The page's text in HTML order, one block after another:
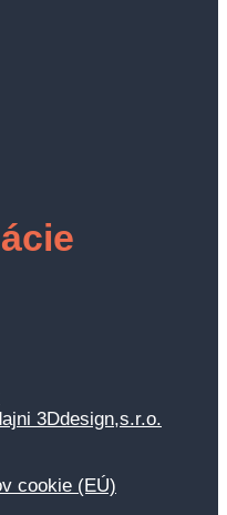
3Ddesign,s.r.o.
cookie (EÚ)